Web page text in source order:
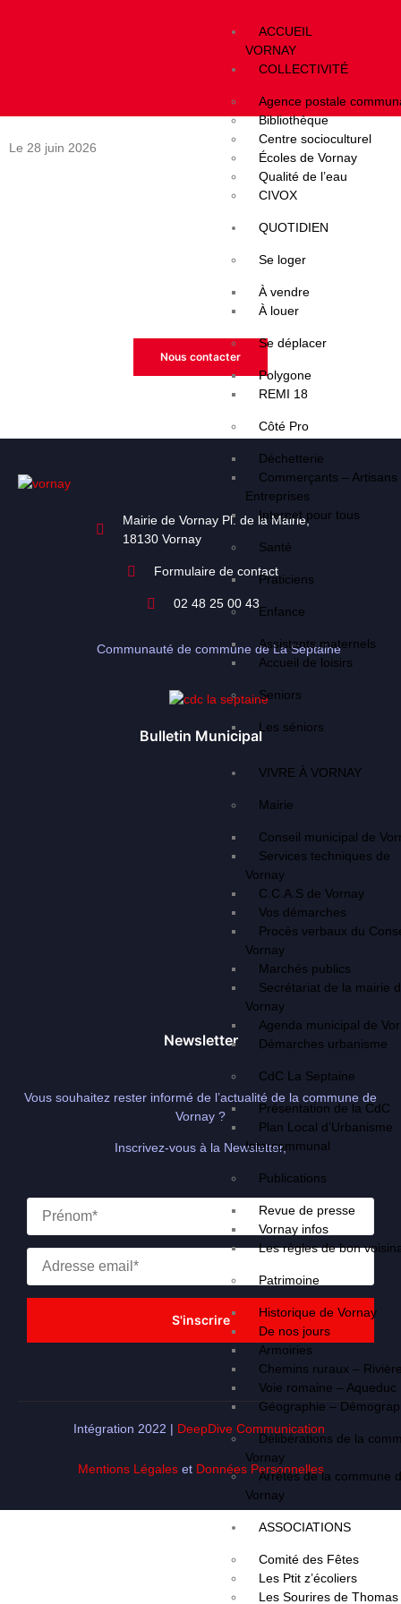
ACCUEIL
VORNAY
COLLECTIVITÉ
Agence postale
Bibliothèque
Centre socioculturel
Écoles de Vornay
Qualité de l’eau
CIVOX
QUOTIDIEN
Se loger
À vendre
À louer
Se déplacer
Polygone
REMI 18
Côté Pro
Déchetterie
Commerçants – Artisans
Entreprises
Internet pour tous
Santé
Praticiens
Enfance
Assistants maternels
Accueil de loisirs
Seniors
Les séniors
VIVRE À VORNAY
Mairie
Conseil municipal de
Services techniques de
Vornay
C.C.A.S de Vornay
Vos démarches
Procès verbaux du
Vornay
Marchés publics
Secrétariat de la mairie
Vornay
Agenda municipal de
Démarches urbanisme
CdC La Septaine
Présentation de la CdC
Plan Local d’Urbanisme
Intercommunal
Publications
Revue de presse
Vornay infos
Les règles de bon
Patrimoine
Historique de Vornay
De nos jours
Armoiries
Chemins ruraux –
Voie romaine – Aqueduc
Géographie –
Délibérations de la
Vornay
Arrêtés de la commune
Vornay
ASSOCIATIONS
Comité des Fêtes
Les Ptit z’écoliers
Les Sourires de Thomas
28 juin 2026
Le 28 juin 2026
Évènements, résultats, recrutement etc…
Nous contacter
Mairie de Vornay Pl. de la Mairie,
18130 Vornay
Formulaire de contact
02 48 25 00 43
Communauté de commune de La Septaine
Bulletin Municipal
Newsletter
Vous souhaitez rester informé de l’actualité de la commune de
Vornay ?
Inscrivez-vous à la Newsletter,
Intégration 2022 | DeepDive Communication
Mentions Légaleset Données Personnelles